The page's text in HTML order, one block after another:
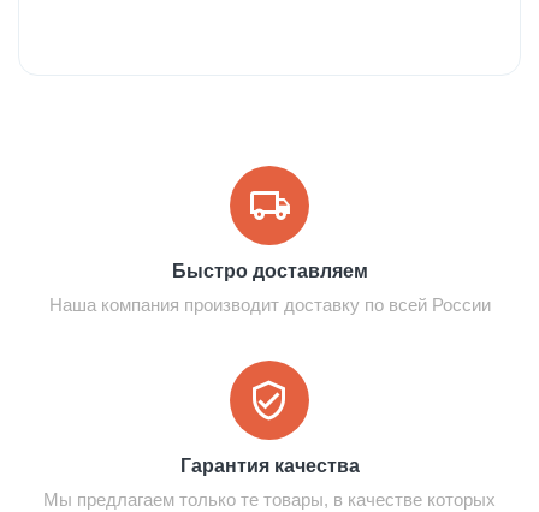
Быстро доставляем
Наша компания производит доставку по всей России
Гарантия качества
Мы предлагаем только те товары, в качестве которых